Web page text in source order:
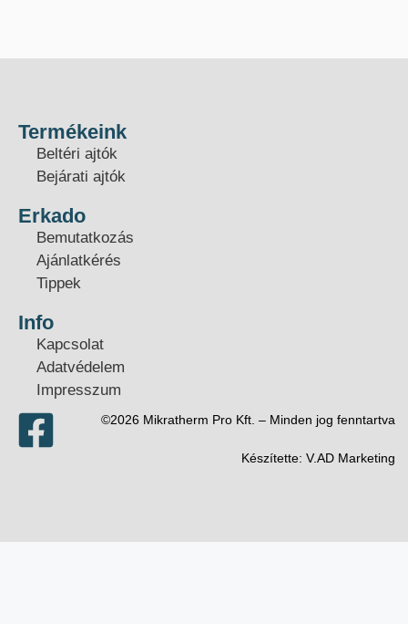
Termékeink
Beltéri ajtók
Bejárati ajtók
Erkado
Bemutatkozás
Ajánlatkérés
Tippek
Info
Kapcsolat
Adatvédelem
Impresszum
©2026 Mikratherm Pro Kft. – Minden jog fenntartva​
Készítette: V.AD Marketing